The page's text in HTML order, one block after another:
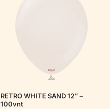
RETRO WHITE SAND 12″ –
100vnt